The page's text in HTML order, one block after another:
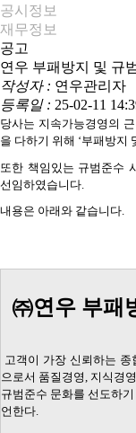
공시정보
재무정보
공고
연우 부패방지 및 규
작성자 : 연우관리자
등록일 : 25-02-11
당사는 지속가능경영의
을 다하기 위해 ‘부패방지
또한 책임있는 규범준수
선임하였습니다
내용은 아래와 같습니다.
㈜연우 부패
고객이 가장 신뢰하는
으로서 품질경영, 지식경영
규범준수 문화를 선도하
언한다.